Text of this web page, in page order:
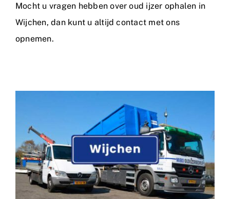
Mocht u vragen hebben over oud ijzer ophalen in
Wijchen, dan kunt u altijdcontact met ons
opnemen.